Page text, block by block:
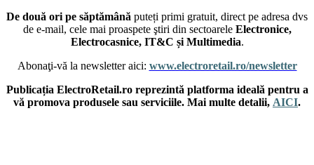
De două ori pe săptămână puteți primi gratuit, direct pe adresa dvs
de e-mail, cele mai proaspete ştiri din sectoarele Electronice,
Electrocasnice, IT&C și Multimedia.
Abonaţi-vă la newsletter aici: www.electroretail.ro/newsletter
Publicația ElectroRetail.ro reprezintă platforma ideală pentru a
vă promova produsele sau serviciile. Mai multe detalii, AICI.